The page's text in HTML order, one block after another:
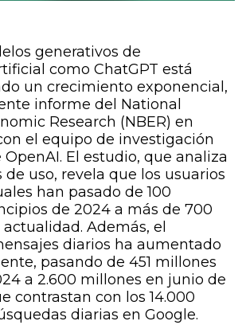
generativos de
como ChatGPT está
un crecimiento exponencial,
informe del National
Research (NBER) en
el equipo de investigación
El estudio, que analiza
uso, revela que los usuarios
han pasado de 100
de 2024 a más de 700
Además, el
diarios ha aumentado
pasando de 451 millones
a 2.600 millones en junio de
contrastan con los 14.000
diarias en Google.